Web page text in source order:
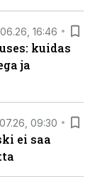
16:46
kuidas
ja
09:30
ei saa